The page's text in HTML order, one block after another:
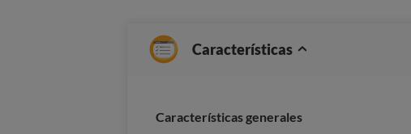
Características
Características generales